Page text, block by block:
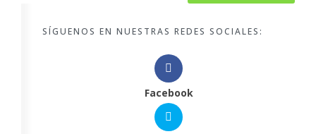
SÍGUENOS EN NUESTRAS REDES SOCIALES:
Facebook